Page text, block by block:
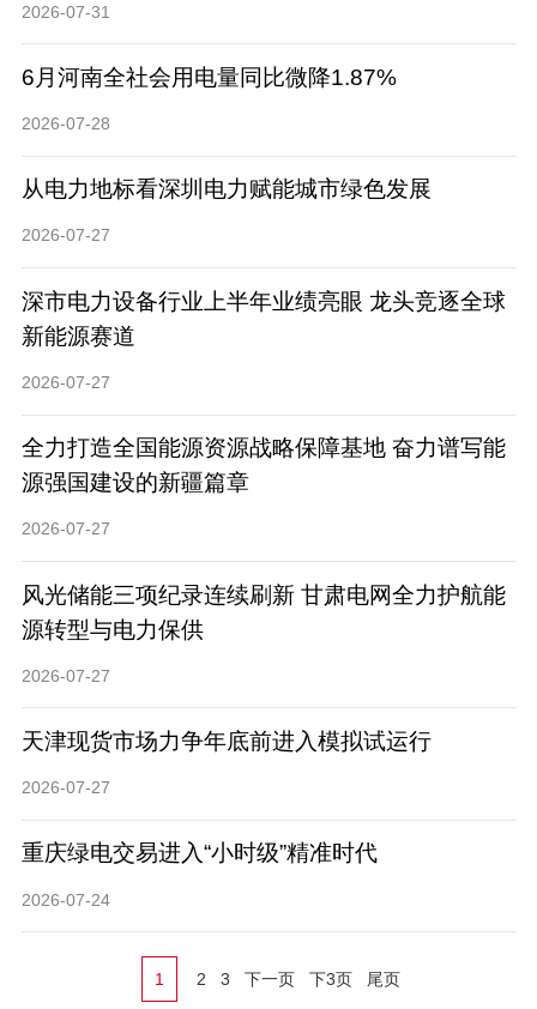
2026-07-31
6月河南全社会用电量同比微降1.87%
2026-07-28
从电力地标看深圳电力赋能城市绿色发展
2026-07-27
深市电力设备行业上半年业绩亮眼 龙头竞逐全球
新能源赛道
2026-07-27
全力打造全国能源资源战略保障基地 奋力谱写能
源强国建设的新疆篇章
2026-07-27
风光储能三项纪录连续刷新 甘肃电网全力护航能
源转型与电力保供
2026-07-27
天津现货市场力争年底前进入模拟试运行
2026-07-27
重庆绿电交易进入“小时级”精准时代
2026-07-24
1 2 3 下一页 下3页 尾页